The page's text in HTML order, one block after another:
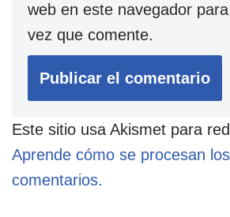
web en este navegador
vez que comente.
Este sitio usa Akismet para
Aprende cómo se procesan
comentarios.